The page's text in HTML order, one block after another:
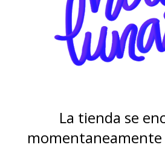
La tienda se
momentaneamente